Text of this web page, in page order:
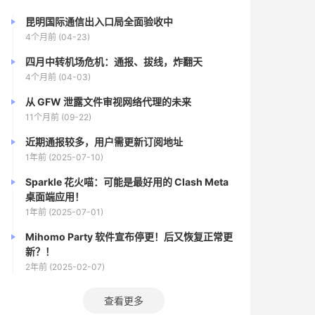
昆明国际通信出入口局全面验收中
4个月前 (04-23)
四月中转机场危机：通报、拔线，炸翻天
4个月前 (04-03)
从 GFW 泄露文件审视网络代理的未来
11个月前 (09-22)
近期通报较多，用户需更新订阅地址
1年前 (2025-07-10)
Sparkle 花火喵：可能是最好用的 Clash Meta
桌面端应用！
1年前 (2025-07-01)
Mihomo Party 软件宣布停更！后又恢复正常更
新？！
2年前 (2025-02-07)
查看更多